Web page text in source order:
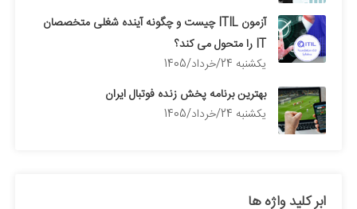
آزمون ITIL چیست و چگونه آینده شغلی متخصصان
IT را متحول می کند؟
يكشنبه 24/خرداد/1405
بهترین برنامه پخش زنده فوتبال ایران
يكشنبه 24/خرداد/1405
ابر کلید واژه ها